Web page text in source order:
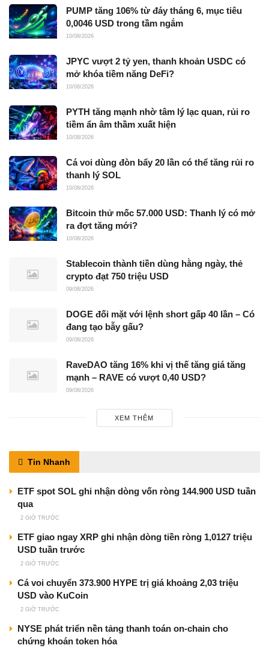
PUMP tăng 106% từ đáy tháng 6, mục tiêu
0,0046 USD trong tầm ngắm
10/08/2026
JPYC vượt 2 tỷ yen, thanh khoản USDC có
mở khóa tiềm năng DeFi?
10/08/2026
PYTH tăng mạnh nhờ tâm lý lạc quan, rủi ro
tiềm ẩn âm thầm xuất hiện
10/08/2026
Cá voi dùng đòn bẩy 20 lần có thể tăng rủi ro
thanh lý SOL
10/08/2026
Bitcoin thử mốc 57.000 USD: Thanh lý có mở
ra đợt tăng mới?
10/08/2026
Stablecoin thành tiền dùng hằng ngày, thẻ
crypto đạt 750 triệu USD
09/08/2026
DOGE đối mặt với lệnh short gấp 40 lần – Có
đang tạo bẫy gấu?
09/08/2026
RaveDAO tăng 16% khi vị thế tăng giá tăng
mạnh – RAVE có vượt 0,40 USD?
09/08/2026
XEM THÊM
Tin Nhanh
ETF spot SOL ghi nhận dòng vốn ròng 144.900 USD tuần
qua
2 GIỜ TRƯỚC
ETF giao ngay XRP ghi nhận dòng tiền ròng 1,0127 triệu
USD tuần trước
2 GIỜ TRƯỚC
Cá voi chuyển 373.900 HYPE trị giá khoảng 2,03 triệu
USD vào KuCoin
2 GIỜ TRƯỚC
NYSE phát triển nền tảng thanh toán on-chain cho
chứng khoán token hóa